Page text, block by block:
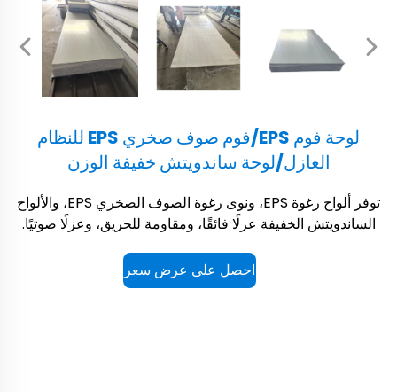
لوحة فوم EPS/فوم صوف صخري EPS للنظام
العازل/لوحة ساندويتش خفيفة الوزن
توفر ألواح رغوة EPS، ونوى رغوة الصوف الصخري EPS، والألواح
الساندويتش الخفيفة عزلًا فائقًا، ومقاومة للحريق، وعزلًا صوتيًا.
احصل على عرض سعر